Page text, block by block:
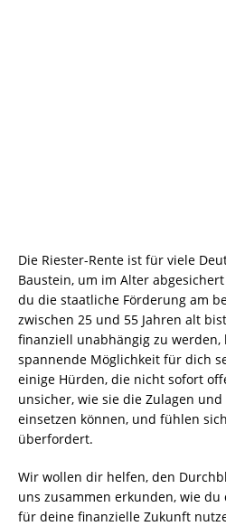
Die Riester-Rente ist für viele
Baustein, um im Alter
du die staatliche Förderung am
zwischen 25 und 55 Jahren alt
finanziell unabhängig zu werden,
spannende Möglichkeit für dich
einige Hürden, die nicht sofort
unsicher, wie sie die Zulagen
einsetzen können, und fühlen
überfordert.
Wir wollen dir helfen, den
uns zusammen erkunden, wie du
für deine finanzielle Zukunft